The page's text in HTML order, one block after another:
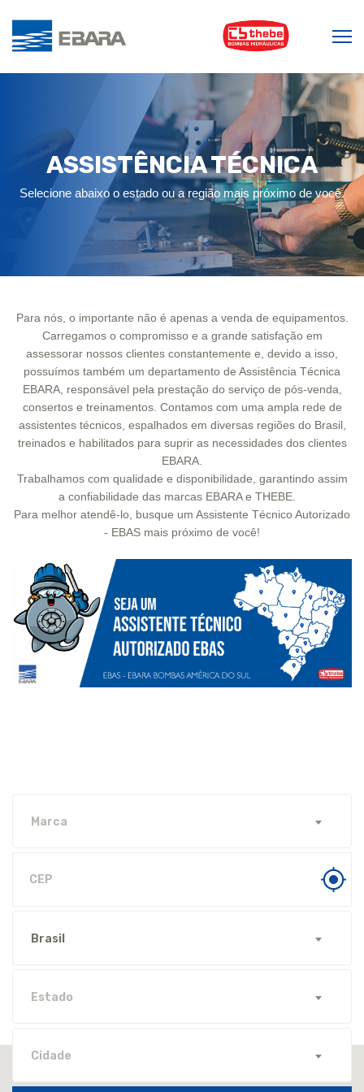
ASSISTÊNCIA TÉCNICA
Selecione abaixo o estado ou a região mais próximo de você.
Para nós, o importante não é apenas a venda de equipamentos.
Carregamos o compromisso e a grande satisfação em
assessorar nossos clientes constantemente e, devido a isso,
possuímos também um departamento de Assistência Técnica
EBARA, responsável pela prestação do serviço de pós-venda,
consertos e treinamentos. Contamos com uma ampla rede de
assistentes técnicos, espalhados em diversas regiões do Brasil,
treinados e habilitados para suprir as necessidades dos clientes
EBARA.
Trabalhamos com qualidade e disponibilidade, garantindo assim
a confiabilidade das marcas EBARA e THEBE.
Para melhor atendê-lo, busque um Assistente Técnico Autorizado
- EBAS mais próximo de você!
Marca
Brasil
Estado
Cidade